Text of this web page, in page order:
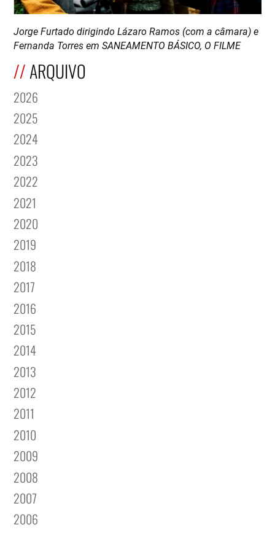
Jorge Furtado dirigindo Lázaro Ramos (com a câmara) e
Fernanda Torres em SANEAMENTO BÁSICO, O FILME
ARQUIVO
2026
2025
2024
2023
2022
2021
2020
2019
2018
2017
2016
2015
2014
2013
2012
2011
2010
2009
2008
2007
2006